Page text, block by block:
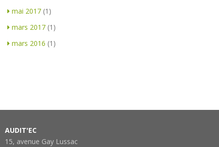
mai 2017 (1)
mars 2017 (1)
mars 2016 (1)
AUDIT'EC
15, avenue Gay Lussac